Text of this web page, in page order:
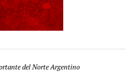
del Norte Argentino